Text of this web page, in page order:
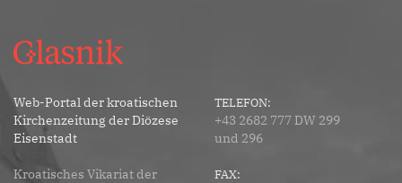
Web-Portal der kroatischen
Kirchenzeitung der Diözese
Eisenstadt
Kroatisches Vikariat der
TELEFON:
+43 2682 777 DW 299
und 296
FAX: